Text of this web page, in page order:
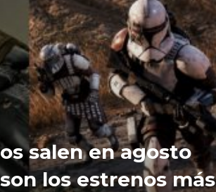
salen en agosto
los estrenos más